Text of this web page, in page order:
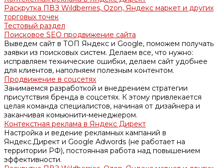
Раскрутка ПВЗ Wildberries, Ozon, Яндекс маркет и других
торговых точек
Тестовый раздел
Поисковое SEO продвижение сайта
Выведем сайт в ТОП Яндекс и Google, поможем получать
заявки из поисковых систем. Делаем все, что нужно:
исправляем технические ошибки, делаем сайт удобнее
для клиентов, наполняем полезным контентом.
Продвижение в соцсетях
Занимаемся разработкой и внедрением стратегии
присутствия бренда в соцсетях. К этому привлекается
целая команда специалистов, начиная от дизайнера и
заканчивая комьюнити-менеджером.
Контекстная реклама в Яндекс Директ
Настройка и ведение рекламных кампаний в
Яндекс.Директ и Google Adwords (не работает на
территории РФ), постоянная работа над повышением
эффективности.